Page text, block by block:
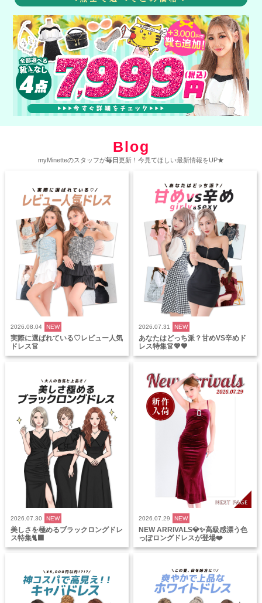
Blog
myMinetteのスタッフが毎日更新！今見てほしい最新情報をUP★
2026.08.04 NEW
実際に選ばれている♡レビュー人気
ドレス👗
2026.07.31 NEW
あなたはどっち派？甘めVS辛めド
レス特集👗💖🖤
2026.07.30 NEW
美しさを極めるブラックロングドレ
ス特集🐈‍⬛
2026.07.29 NEW
NEW ARRIVALS💎✨高級感漂う色
っぽロングドレスが登場❤️